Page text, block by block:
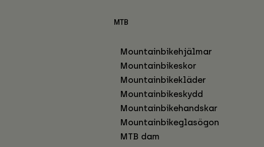
MTB
Mountainbikehjälmar
Mountainbikeskor
Mountainbikekläder
Mountainbikeskydd
Mountainbikehandskar
Mountainbikeglasögon
MTB dam